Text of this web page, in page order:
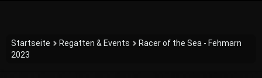
Startseite Regatten & Events
Racer of the Sea - Fehmarn
2023